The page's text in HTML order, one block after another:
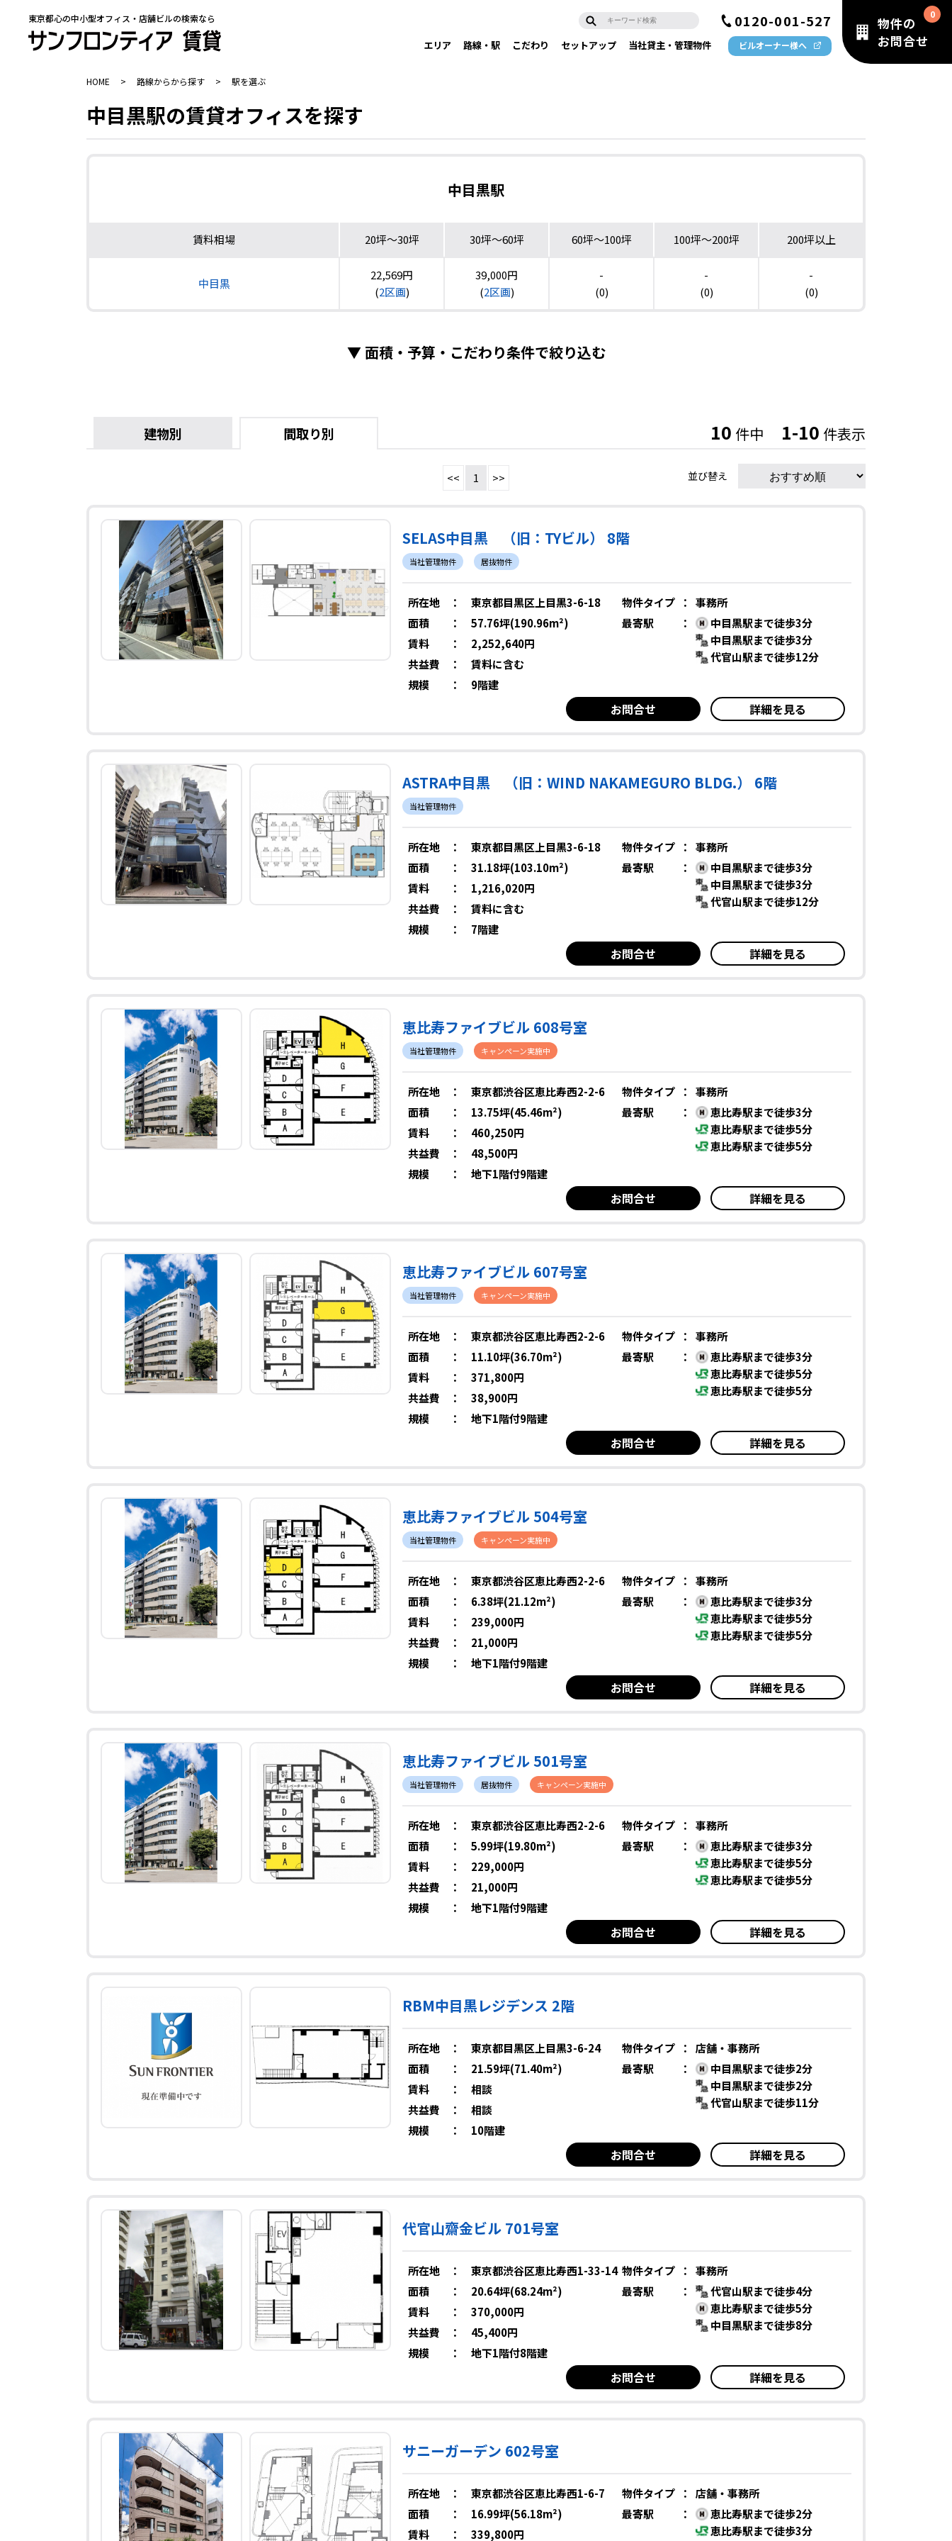
東京都心の中小型オフィス・店舗ビルの検索なら 0120-001-527
エリア 路線・駅 こだわり セットアップ 当社貸主・管理物件 ビルオーナー様へ
物件の
お問合せ
HOME > 路線からから探す > 駅を選ぶ
中目黒駅の賃貸オフィスを探す
中目黒駅
賃料相場 20坪〜30坪 30坪〜60坪 60坪〜100坪 100坪〜200坪 200坪以上
中目黒
22,569円
(2区画)
39,000円
(2区画)
-
(0)
-
(0)
-
(0)
▼ 面積・予算・こだわり条件で絞り込む
建物別 間取り別 10 件中 1-10 件表示
<< 1 >> 並び替え
SELAS中目黒 （旧：TYビル） 8階
当社管理物件 居抜物件
所在地 ：
東京都目黒区上目黒3-6-18
面積
：
57.76坪(190.96m²)
賃料
：
2,252,640円
共益費
：
賃料に含む
規模
： 9階建
物件タイプ ：
事務所
最寄駅
：
中目黒駅まで徒歩3分
中目黒駅まで徒歩3分
代官山駅まで徒歩12分
お問合せ 詳細を見る
ASTRA中目黒 （旧：WIND NAKAMEGURO BLDG.） 6階
当社管理物件
所在地 ：
東京都目黒区上目黒3-6-18
面積
：
31.18坪(103.10m²)
賃料
：
1,216,020円
共益費
：
賃料に含む
規模
： 7階建
物件タイプ ：
事務所
最寄駅
：
中目黒駅まで徒歩3分
中目黒駅まで徒歩3分
代官山駅まで徒歩12分
お問合せ 詳細を見る
恵比寿ファイブビル 608号室
当社管理物件 キャンペーン実施中
所在地 ：
東京都渋谷区恵比寿西2-2-6
面積
：
13.75坪(45.46m²)
賃料
：
460,250円
共益費
：
48,500円
規模
： 地下1階付9階建
物件タイプ ：
事務所
最寄駅
：
恵比寿駅まで徒歩3分
恵比寿駅まで徒歩5分
恵比寿駅まで徒歩5分
お問合せ 詳細を見る
恵比寿ファイブビル 607号室
当社管理物件 キャンペーン実施中
所在地 ：
東京都渋谷区恵比寿西2-2-6
面積
：
11.10坪(36.70m²)
賃料
：
371,800円
共益費
：
38,900円
規模
： 地下1階付9階建
物件タイプ ：
事務所
最寄駅
：
恵比寿駅まで徒歩3分
恵比寿駅まで徒歩5分
恵比寿駅まで徒歩5分
お問合せ 詳細を見る
恵比寿ファイブビル 504号室
当社管理物件 キャンペーン実施中
所在地 ：
東京都渋谷区恵比寿西2-2-6
面積
：
6.38坪(21.12m²)
賃料
：
239,000円
共益費
：
21,000円
規模
： 地下1階付9階建
物件タイプ ：
事務所
最寄駅
：
恵比寿駅まで徒歩3分
恵比寿駅まで徒歩5分
恵比寿駅まで徒歩5分
お問合せ 詳細を見る
恵比寿ファイブビル 501号室
当社管理物件 居抜物件 キャンペーン実施中
所在地 ：
東京都渋谷区恵比寿西2-2-6
面積
：
5.99坪(19.80m²)
賃料
：
229,000円
共益費
：
21,000円
規模
： 地下1階付9階建
物件タイプ ：
事務所
最寄駅
：
恵比寿駅まで徒歩3分
恵比寿駅まで徒歩5分
恵比寿駅まで徒歩5分
お問合せ 詳細を見る
RBM中目黒レジデンス 2階
所在地 ：
東京都目黒区上目黒3-6-24
面積
：
21.59坪(71.40m²)
賃料
：
相談
共益費
：
相談
規模
： 10階建
物件タイプ ：
店舗・事務所
最寄駅
：
中目黒駅まで徒歩2分
中目黒駅まで徒歩2分
代官山駅まで徒歩11分
お問合せ 詳細を見る
代官山齋金ビル 701号室
所在地 ：
東京都渋谷区恵比寿西1-33-14
面積
：
20.64坪(68.24m²)
賃料
：
370,000円
共益費
：
45,400円
規模
： 地下1階付8階建
物件タイプ ：
事務所
最寄駅
：
代官山駅まで徒歩4分
恵比寿駅まで徒歩5分
中目黒駅まで徒歩8分
お問合せ 詳細を見る
サニーガーデン 602号室
所在地 ：
東京都渋谷区恵比寿西1-6-7
面積
：
16.99坪(56.18m²)
賃料
： 339,800円
物件タイプ ：
店舗・事務所
最寄駅
：
恵比寿駅まで徒歩2分
恵比寿駅まで徒歩3分